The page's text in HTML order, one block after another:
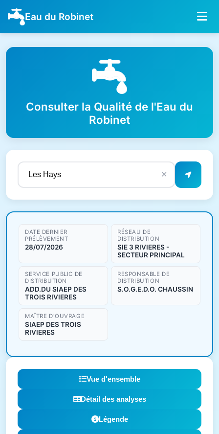
Eau du Robinet
Consulter la Qualité de l'Eau du
Robinet
✕
Résultats de qualité de l'eau
DATE DERNIER
PRÉLÈVEMENT
28/07/2026
RÉSEAU DE
DISTRIBUTION
SIE 3 RIVIERES -
SECTEUR PRINCIPAL
SERVICE PUBLIC DE
DISTRIBUTION
ADD.DU SIAEP DES
TROIS RIVIERES
RESPONSABLE DE
DISTRIBUTION
S.O.G.E.D.O. CHAUSSIN
MAÎTRE D'OUVRAGE
SIAEP DES TROIS
RIVIERES
Vue d'ensemble
Détail des analyses
Légende